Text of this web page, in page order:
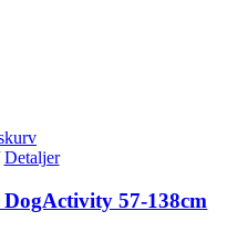
Detaljer
57-138cm